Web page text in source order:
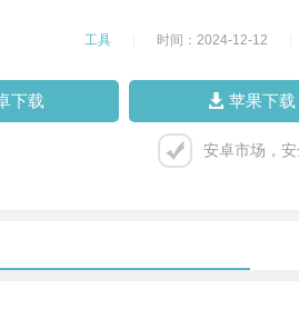
工具 时间：2024-12-12
下载 苹果下载
安卓市场，安